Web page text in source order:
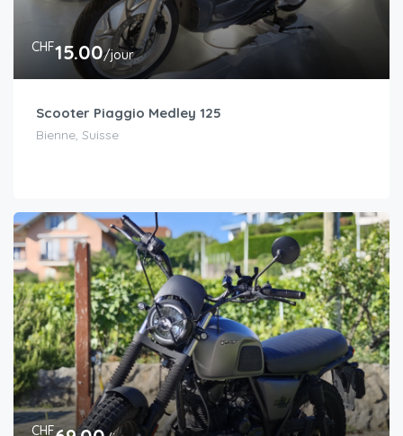
CHF15.00/jour
Scooter Piaggio Medley 125
Bienne, Suisse
CHF